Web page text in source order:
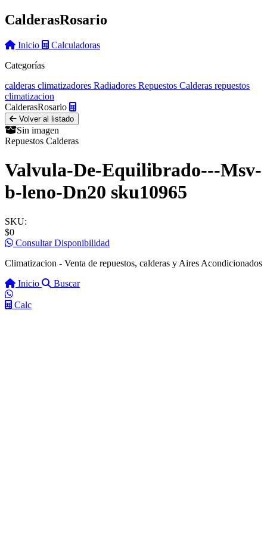
CalderasRosario
Inicio
Calculadoras
Categorías
calderas climatizadores Radiadores Repuestos Calderas repuestos
climatizacion
CalderasRosario
Volver al listado
Sin imagen
Repuestos Calderas
Valvula-De-Equilibrado---Msv-
b-leno-Dn20 sku10965
SKU:
$0
Consultar Disponibilidad
Climatizacion - Venta de repuestos, calderas y Aires Acondicionados
Inicio
Buscar
Calc